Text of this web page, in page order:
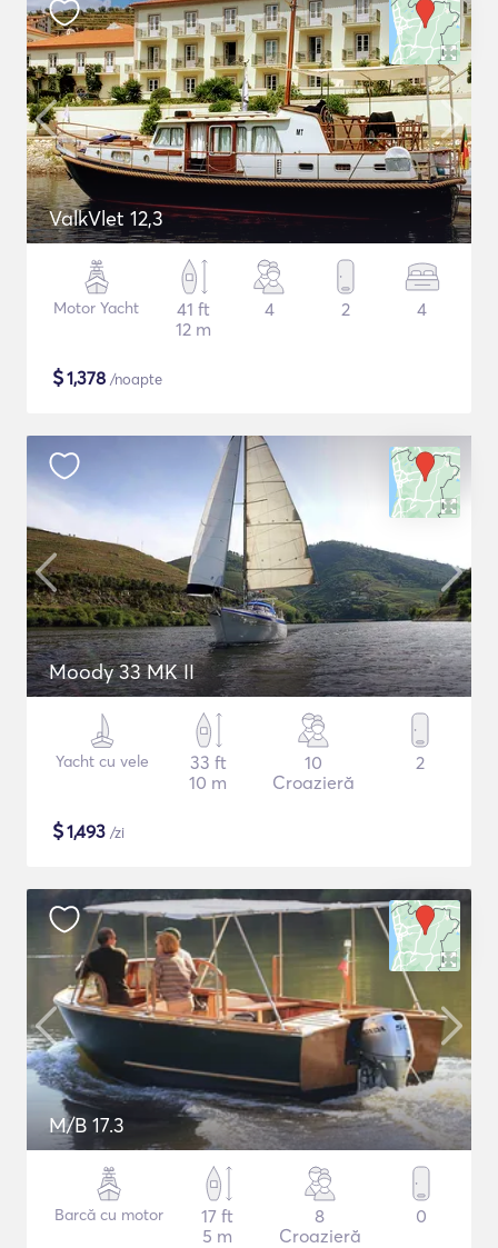
ValkVlet 12,3
Motor Yacht
41 ft
12 m
4 2 4
$1,378 /noapte
Moody 33 MK II
Yacht cu vele
33 ft
10 m
10
Croazieră
2
$1,493 /zi
M/B 17.3
Barcă cu motor
17 ft
5 m
8
Croazieră
0